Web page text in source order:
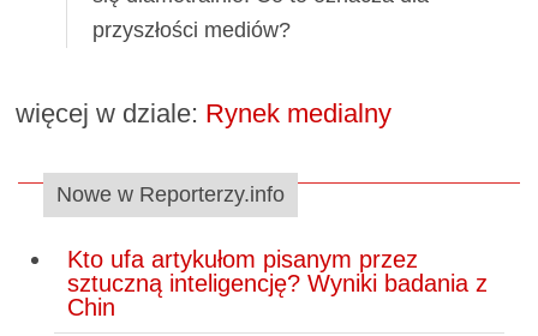
przyszłości mediów?
więcej w dziale: Rynek medialny
Nowe w Reporterzy.info
Kto ufa artykułom pisanym przez
sztuczną inteligencję? Wyniki badania z
Chin